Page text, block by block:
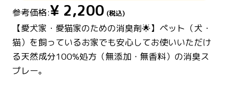
参考価格:¥ 2,200 (税込)
【愛犬家・愛猫家のための消臭剤🌟】ペット（犬・
猫）を飼っているお家でも安心してお使いいただけ
る天然成分100%処方（無添加・無香料）の消臭ス
プレー。